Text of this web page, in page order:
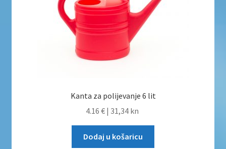
Kanta za polijevanje 6 lit
4.16 € | 31,34 kn
Dodaj u košaricu